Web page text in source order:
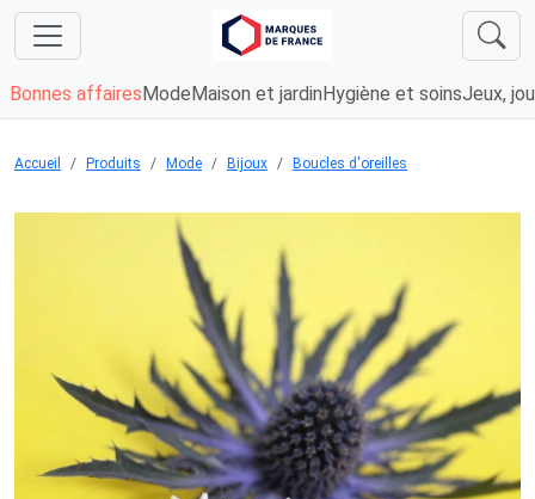
Bonnes affaires Mode Maison et jardin Hygiène et soinsJeux,
Accueil Produits Mode Bijoux Boucles d'oreilles